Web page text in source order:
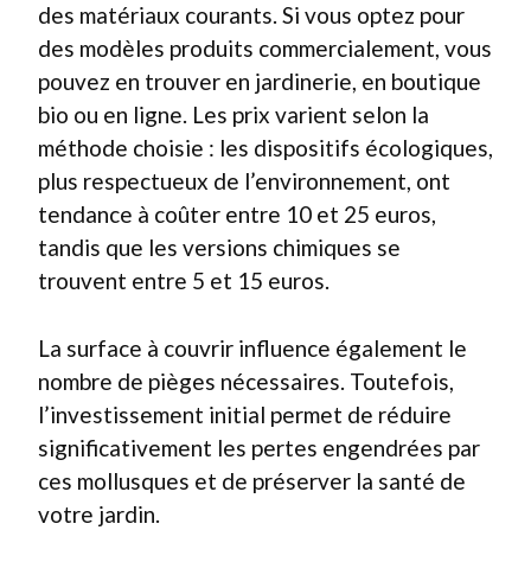
des matériaux courants. Si vous optez pour
des modèles produits commercialement, vous
pouvez en trouver en jardinerie, en boutique
bio ou en ligne. Les prix varient selon la
méthode choisie : les dispositifs écologiques,
plus respectueux de l’environnement, ont
tendance à coûter entre 10 et 25 euros,
tandis que les versions chimiques se
trouvent entre 5 et 15 euros.
La surface à couvrir influence également le
nombre de pièges nécessaires. Toutefois,
l’investissement initial permet de réduire
significativement les pertes engendrées par
ces mollusques et de préserver la santé de
votre jardin.